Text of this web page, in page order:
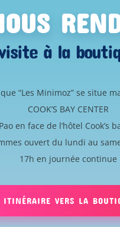
à la
“Les Minimoz” se situe
COOK’S BAY CENTER
en face de l’hôtel Cook’s
ouvert du lundi au
17h en journée continue
ITINÉRAIRE VERS LA